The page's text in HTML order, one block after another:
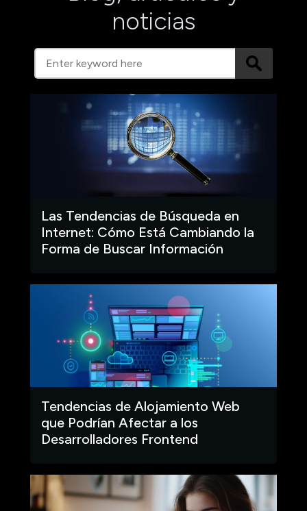
noticias
Las Tendencias de Búsqueda en
Internet: Cómo Está Cambiando la
Forma de Buscar Información
Tendencias de Alojamiento Web
que Podrían Afectar a los
Desarrolladores Frontend